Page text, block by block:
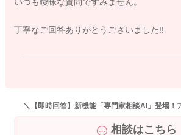
いつも曖昧な質問ですみません。
丁寧なご回答ありがとうございました!!
＼【即時回答】新機能「専門家相談AI」登場！
相談はこちら